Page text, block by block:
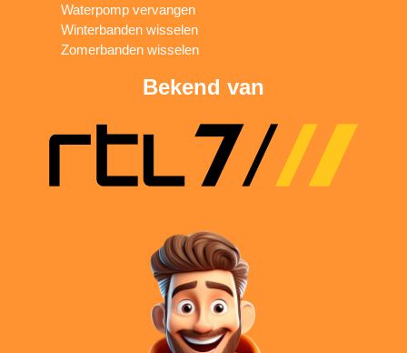
Waterpomp vervangen
Winterbanden wisselen
Zomerbanden wisselen
Bekend van